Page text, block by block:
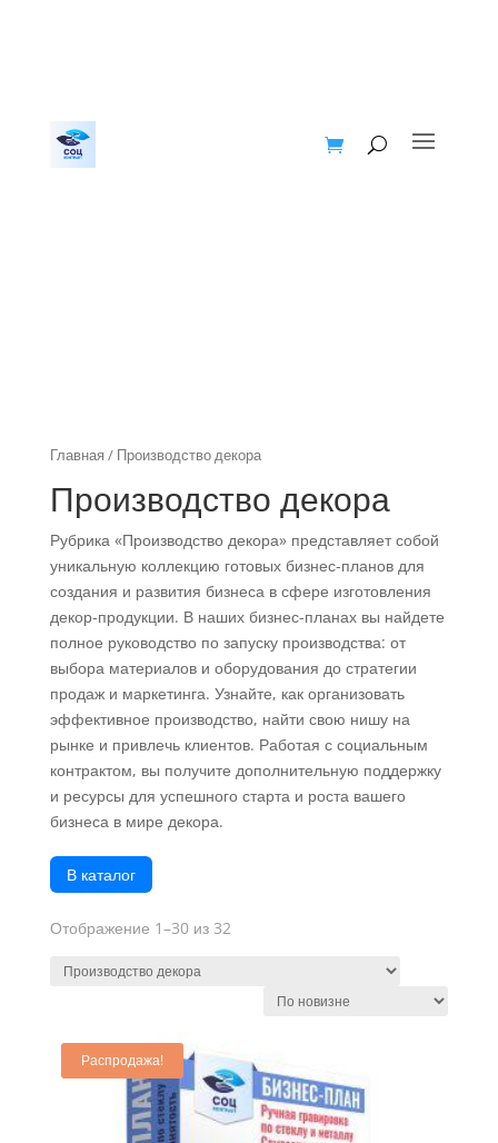
Главная / Производство декора
Производство декора
Рубрика «Производство декора» представляет собой
уникальную коллекцию готовых бизнес-планов для
создания и развития бизнеса в сфере изготовления
декор-продукции. В наших бизнес-планах вы найдете
полное руководство по запуску производства: от
выбора материалов и оборудования до стратегии
продаж и маркетинга. Узнайте, как организовать
эффективное производство, найти свою нишу на
рынке и привлечь клиентов. Работая с социальным
контрактом, вы получите дополнительную поддержку
и ресурсы для успешного старта и роста вашего
бизнеса в мире декора.
В каталог
Отображение 1–30 из 32
Распродажа!